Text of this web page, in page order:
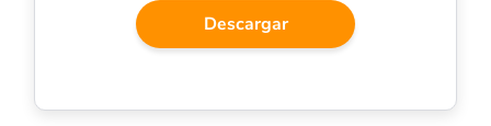
Descargar